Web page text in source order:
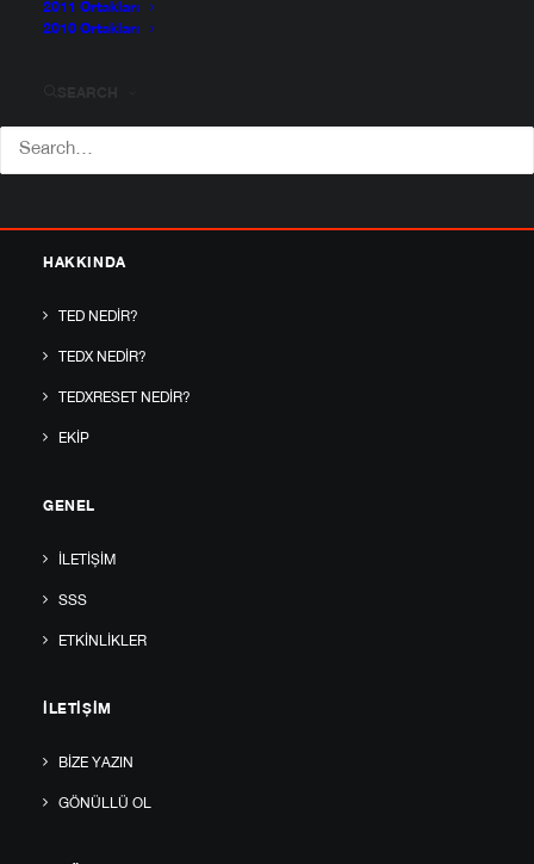
2011 Ortakları
2010 Ortakları
HAKKINDA
TED NEDIR?
TEDX NEDIR?
TEDXRESET NEDIR?
EKIP
GENEL
İLETIŞIM
SSS
ETKINLIKLER
İLETIŞIM
BIZE YAZIN
GÖNÜLLÜ OL